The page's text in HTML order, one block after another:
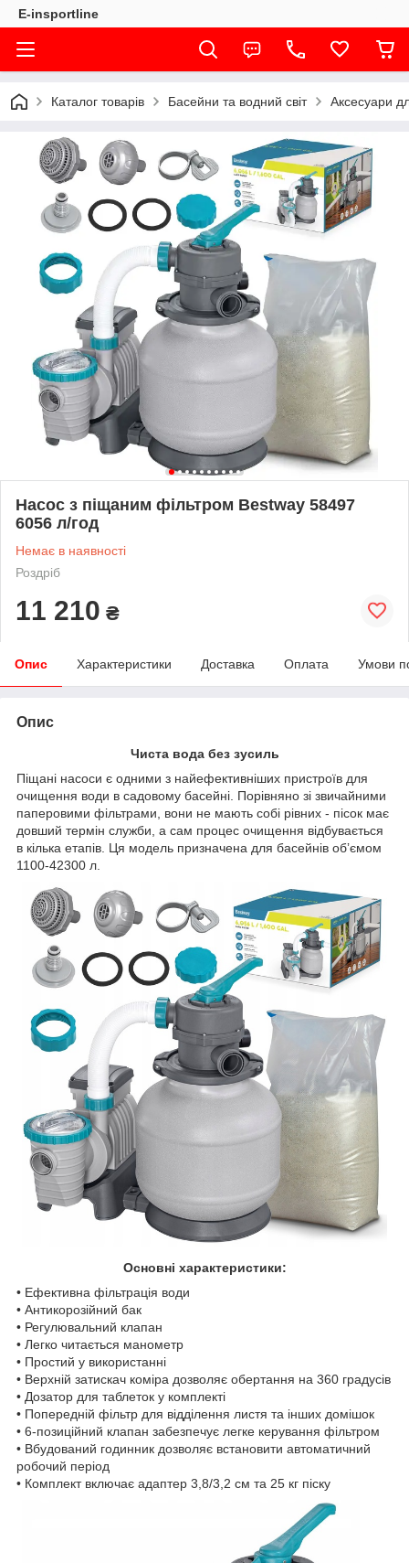
E-insportline
Каталог товарів Басейни та водний світ Аксесуари
Насос з піщаним фільтром Bestway 58497
6056 л/год
Немає в наявності
Роздріб
11 210 ₴
Опис Характеристики Доставка Оплата Умови
Опис
Чиста вода без зусиль
Піщані насоси є одними з найефективніших пристроїв для
очищення води в садовому басейні. Порівняно зі звичайними
паперовими фільтрами, вони не мають собі рівних - пісок має
довший термін служби, а сам процес очищення відбувається
в кілька етапів. Ця модель призначена для басейнів обʼємом
1100-42300 л.
Основні характеристики:
• Ефективна фільтрація води
• Антикорозійний бак
• Регулювальний клапан
• Легко читається манометр
• Простий у використанні
• Верхній затискач коміра дозволяє обертання на 360 градусів
• Дозатор для таблеток у комплекті
• Попередній фільтр для відділення листя та інших домішок
• 6-позиційний клапан забезпечує легке керування фільтром
• Вбудований годинник дозволяє встановити автоматичний
робочий період
• Комплект включає адаптер 3,8/3,2 см та 25 кг піску